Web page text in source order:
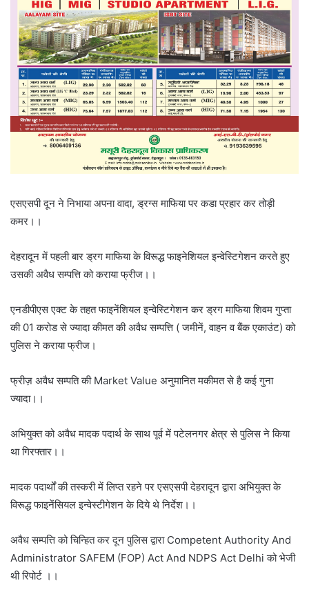
एसएसपी दून ने निभाया अपना वादा, ड्रग्स माफिया पर कडा प्रहार कर तोड़ी
कमर।।
देहरादून में पहली बार ड्रग माफिया के विरूद्ध फाइनेशियल इन्वेस्टिगेशन करते हुए
उसकी अवैध सम्पत्ति को कराया फ्रीज।।
एनडीपीएस एक्ट के तहत फाइनेंशियल इन्वेस्टिगेशन कर ड्रग माफिया शिवम गुप्ता
की 01 करोड से ज्यादा कीमत की अवैध सम्पत्ति ( जमीनें, वाहन व बैंक एकाउंट) को
पुलिस ने कराया फ्रीज।
फ्रीज़ अवैध सम्पति की Market Value अनुमानित मकीमत से है कई गुना
ज्यादा।।
अभियुक्त को अवैध मादक पदार्थ के साथ पूर्व में पटेलनगर क्षेत्र से पुलिस ने किया
था गिरफ्तार।।
मादक पदार्थों की तस्करी में लिप्त रहने पर एसएसपी देहरादून द्वारा अभियुक्त के
विरूद्ध फाइनेंसियल इन्वेस्टीगेशन के दिये थे निर्देश।।
अवैध सम्पत्ति को चिन्हित कर दून पुलिस द्वारा Competent Authority And
Administrator SAFEM (FOP) Act And NDPS Act Delhi को भेजी
थी रिपोर्ट ।।